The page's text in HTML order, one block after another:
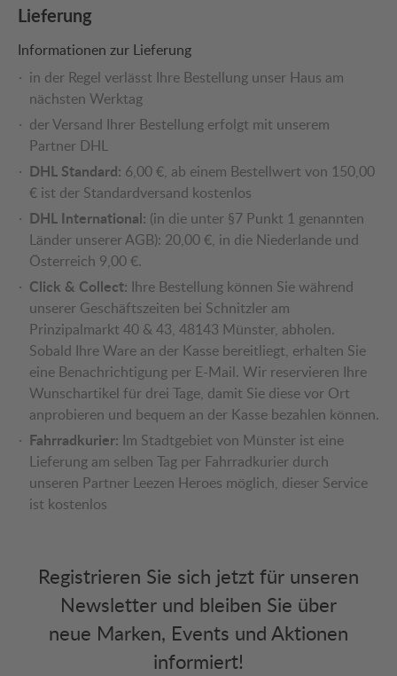
Lieferung
Informationen zur Lieferung
in der Regel verlässt Ihre Bestellung unser Haus am
nächsten Werktag
der Versand Ihrer Bestellung erfolgt mit unserem
Partner DHL
DHL Standard: 6,00 €, ab einem Bestellwert von 150,00
€ ist der Standardversand kostenlos
DHL International: (in die unter §7 Punkt 1 genannten
Länder unserer AGB): 20,00 €, in die Niederlande und
Österreich 9,00 €.
Click & Collect: Ihre Bestellung können Sie während
unserer Geschäftszeiten bei Schnitzler am
Prinzipalmarkt 40 & 43, 48143 Münster, abholen.
Sobald Ihre Ware an der Kasse bereitliegt, erhalten Sie
eine Benachrichtigung per E-Mail. Wir reservieren Ihre
Wunschartikel für drei Tage, damit Sie diese vor Ort
anprobieren und bequem an der Kasse bezahlen können.
Fahrradkurier: Im Stadtgebiet von Münster ist eine
Lieferung am selben Tag per Fahrradkurier durch
unseren Partner Leezen Heroes möglich, dieser Service
ist kostenlos
Registrieren Sie sich jetzt für unseren
Newsletter und bleiben Sie über
neue Marken, Events und Aktionen
informiert!